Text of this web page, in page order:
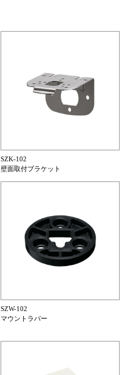
SZK-102
壁面取付ブラケット
SZW-102
マウントラバー